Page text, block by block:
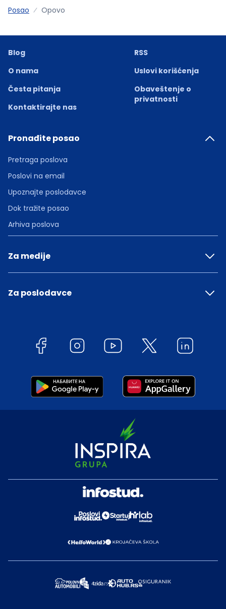
Posao Opovo
Blog
O nama
Česta pitanja
Kontaktirajte nas
RSS
Uslovi korišćenja
Obaveštenje o
privatnosti
Pronađite posao
Pretraga poslova
Poslovi na email
Upoznajte poslodavce
Dok tražite posao
Arhiva poslova
Za medije
Za poslodavce